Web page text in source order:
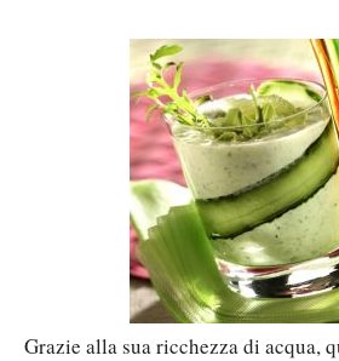
Grazie alla sua ricchezza di acqua,